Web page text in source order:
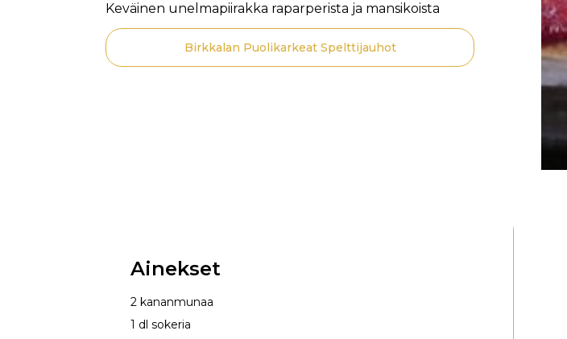
Keväinen unelmapiirakka raparperista ja mansikoista
Birkkalan Puolikarkeat Spelttijauhot
Ainekset
2 kananmunaa
1 dl sokeria